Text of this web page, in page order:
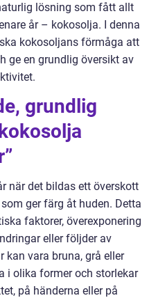
lösning som fått allt
år – kokosolja. I denna
kokosoljans förmåga att
ge en grundlig översikt av
grundlig
när det bildas ett överskott
ger färg åt huden. Detta
faktorer, överexponering
eller följder av
kan vara bruna, grå eller
i olika former och storlekar
på händerna eller på